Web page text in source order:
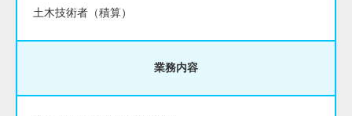
土木技術者（積算）
業務内容